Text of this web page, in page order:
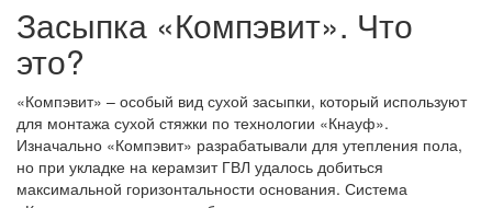
Засыпка «Компэвит». Что
это?
«Компэвит» – особый вид сухой засыпки, который используют
для монтажа сухой стяжки по технологии «Кнауф».
Изначально «Компэвит» разрабатывали для утепления пола,
но при укладке на керамзит ГВЛ удалось добиться
максимальной горизонтальности основания. Система